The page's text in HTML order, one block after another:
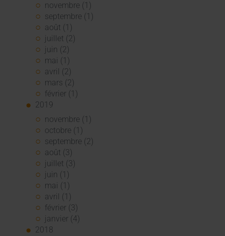
novembre (1)
septembre (1)
août (1)
juillet (2)
juin (2)
mai (1)
avril (2)
mars (2)
février (1)
2019
novembre (1)
octobre (1)
septembre (2)
août (3)
juillet (3)
juin (1)
mai (1)
avril (1)
février (3)
janvier (4)
2018